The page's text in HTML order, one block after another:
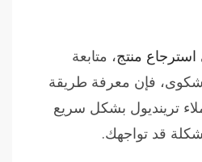
استرجاع منتج، متابعة
فإن معرفة طريقة
ترينديول بشكل سريع
قد تواجهك.